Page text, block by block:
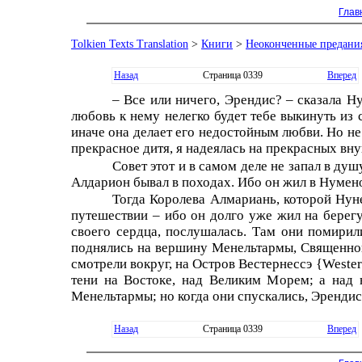
Tolkien Texts Translation > Книги > Неоконченные
Назад Страница 0339 Вперед
– Все или ничего, Эрендис? – сказала
любовь к нему нелегко будет тебе выкинуть
иначе она делает его недостойным любви. Но
прекрасное дитя, я надеялась на прекрасных
Совет этот и в самом деле не запал в
Алдарион бывал в походах. Ибо он жил в
Тогда Королева Алмариань, которой
путешествии – ибо он долго уже жил на
своего сердца, послушалась. Там они
поднялись на вершину Менельтармы,
смотрели вокруг, на Остров Вестернессэ
тени на Востоке, над Великим Морем; а над
Менельтармы; но когда они спускались,
Назад Страница 0339 Вперед